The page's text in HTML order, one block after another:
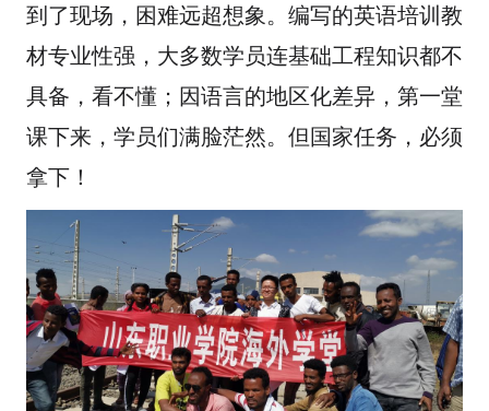
到了现场，困难远超想象。编写的英语培训教
材专业性强，大多数学员连基础工程知识都不
具备，看不懂；因语言的地区化差异，第一堂
课下来，学员们满脸茫然。但国家任务，必须
拿下！